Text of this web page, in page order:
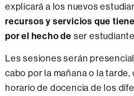
explicará a los nuevos
recursos y servicios que
por el hecho de ser
Les sesiones serán
cabo por la mañana o la
horario de docencia de los